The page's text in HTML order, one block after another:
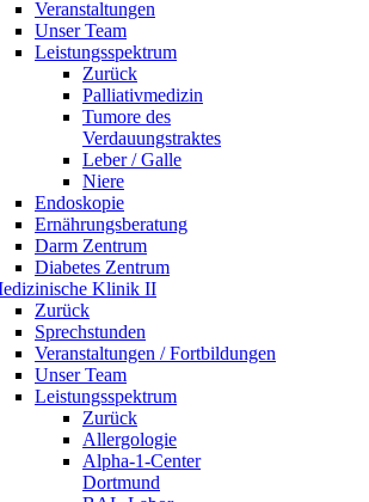
Veranstaltungen
Unser Team
Leistungsspektrum
Zurück
Palliativmedizin
Tumore des
Verdauungstraktes
Leber / Galle
Niere
Endoskopie
Ernährungsberatung
Darm Zentrum
Diabetes Zentrum
Klinik II
Zurück
Sprechstunden
Veranstaltungen / Fortbildungen
Unser Team
Leistungsspektrum
Zurück
Allergologie
Alpha-1-Center
Dortmund